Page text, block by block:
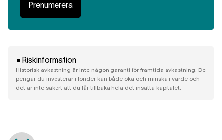
Prenumerera
Riskinformation
Historisk avkastning är inte någon garanti för framtida avkastning. De
pengar du investerar i fonder kan både öka och minska i värde och
det är inte säkert att du får tillbaka hela det insatta kapitalet.